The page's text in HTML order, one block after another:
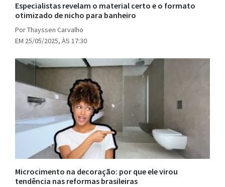
Especialistas revelam o material certo e o formato
otimizado de nicho para banheiro
Por Thayssen Carvalho
EM 25/05/2025, ÀS 17:30
Microcimento na decoração: por que ele virou
tendência nas reformas brasileiras